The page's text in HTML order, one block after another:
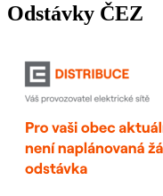
Odstávky ČEZ